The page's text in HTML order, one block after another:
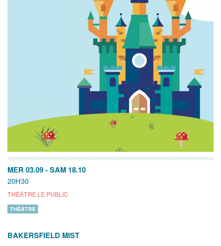
MER 03.09 - SAM 18.10
20H30
THÉÂTRE LE PUBLIC
THÉÂTRE
BAKERSFIELD MIST